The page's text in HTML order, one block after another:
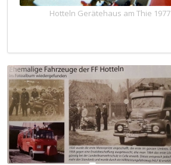
Hotteln Gerätehaus am Thie 1977